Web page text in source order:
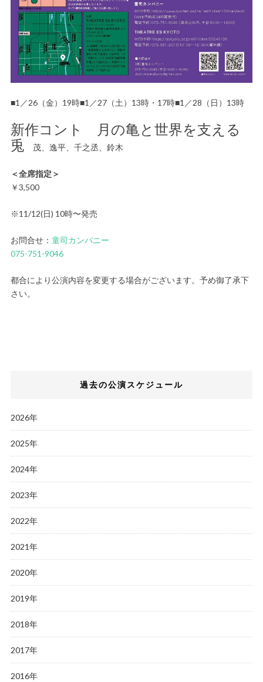
■1／26（金）19時■1／27（土）13時・17時■1／28（日）13時
新作コント 月の亀と世界を支える
兎 茂、逸平、千之丞、鈴木
＜全席指定＞
￥3,500
※11/12(日) 10時〜発売
お問合せ： 童司カンパニー
075-751-9046
都合により公演内容を変更する場合がございます。予め御了承下
さい。
過去の公演スケジュール
2026年
2025年
2024年
2023年
2022年
2021年
2020年
2019年
2018年
2017年
2016年